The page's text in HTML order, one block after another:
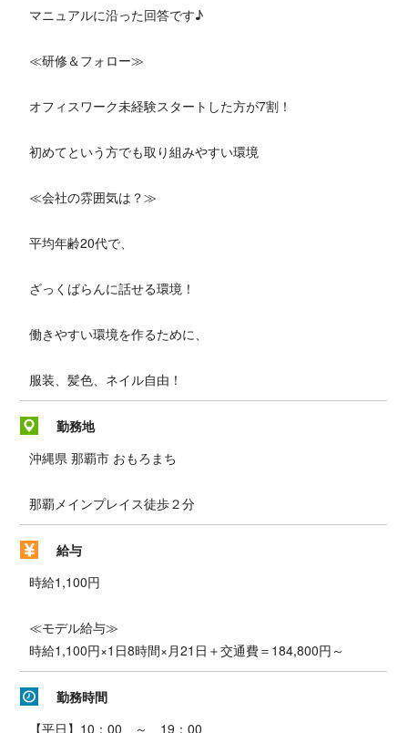
マニュアルに沿った回答です♪
≪研修＆フォロー≫
オフィスワーク未経験スタートした方が7割！
初めてという方でも取り組みやすい環境
≪会社の雰囲気は？≫
平均年齢20代で、
ざっくばらんに話せる環境！
働きやすい環境を作るために、
服装、髪色、ネイル自由！
勤務地
沖縄県 那覇市 おもろまち
那覇メインプレイス徒歩２分
給与
時給1,100円
≪モデル給与≫
時給1,100円×1日8時間×月21日＋交通費＝184,800円～
勤務時間
【平日】10：00 ～ 19：00